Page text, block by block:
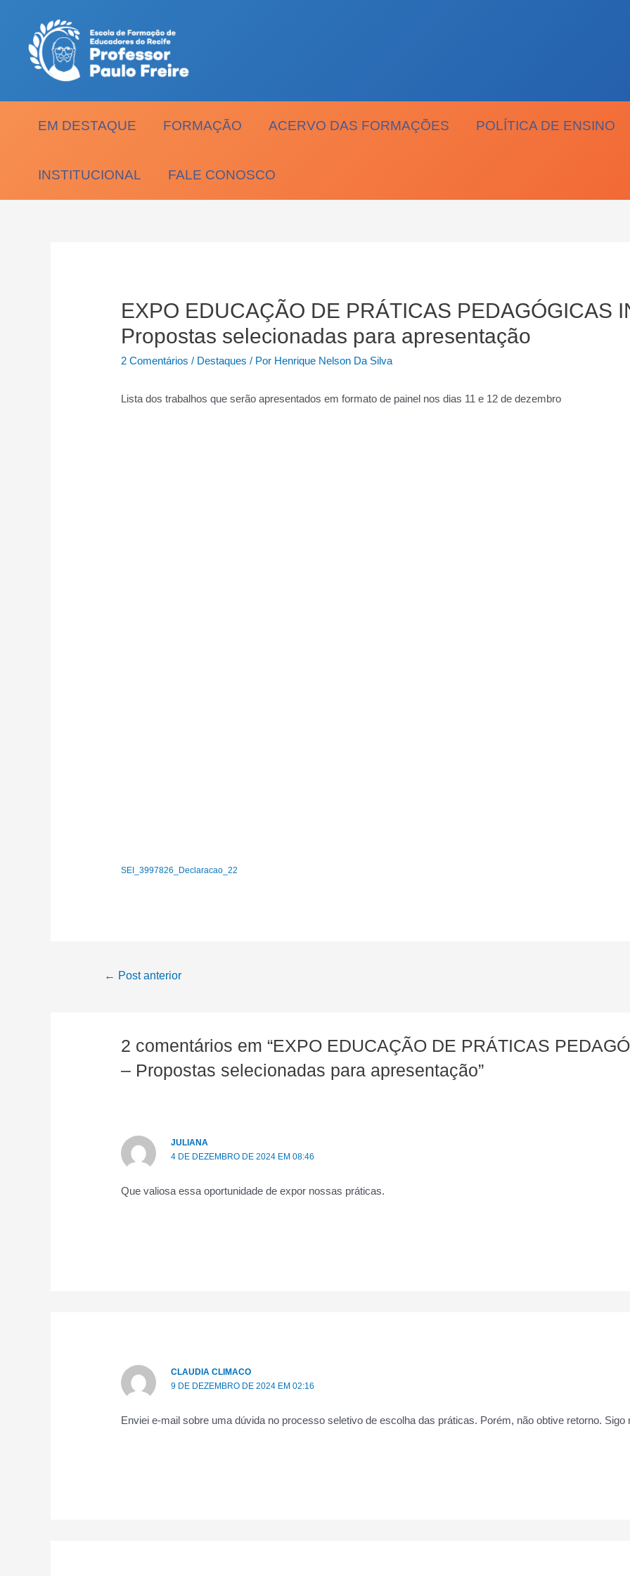
conteúdo
EM DESTAQUE FORMAÇÃO ACERVO DAS FORMAÇÕES POLÍTICA DE ENSINO
INSTITUCIONAL FALE CONOSCO
EXPO EDUCAÇÃO DE PRÁTICAS PEDAGÓGICAS
Propostas selecionadas para apresentação
2 Comentários / Destaques / Por Henrique Nelson Da Silva
Lista dos trabalhos que serão apresentados em formato de painel nos dias 11 e 12 de dezembro
SEI_3997826_Declaracao_22
Navegação
← Post anterior
2 comentários em “EXPO EDUCAÇÃO DE PRÁTICAS
– Propostas selecionadas para apresentação”
JULIANA
4 DE DEZEMBRO DE 2024 EM 08:46
Que valiosa essa oportunidade de expor nossas práticas.
CLAUDIA CLIMACO
9 DE DEZEMBRO DE 2024 EM 02:16
Enviei e-mail sobre uma dúvida no processo seletivo de escolha das práticas. Porém, não obtive retorno. Sigo